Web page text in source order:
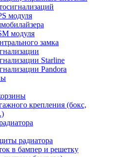
модуля
модуля
замка
Starline
Pandora
крепления (бокс,
радиатора
в бампер и решетку